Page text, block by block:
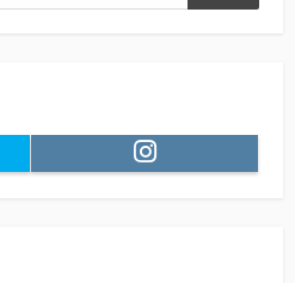
Instagram